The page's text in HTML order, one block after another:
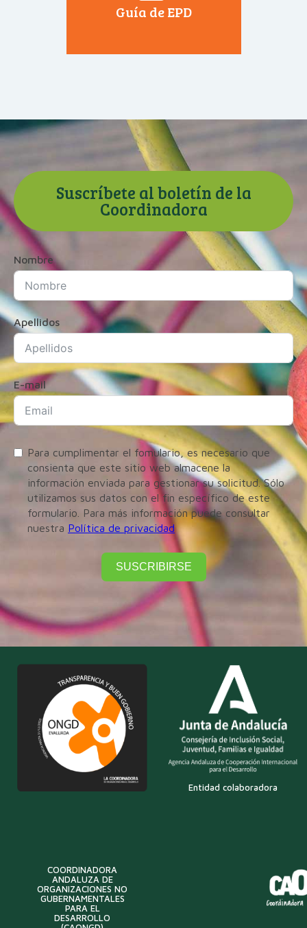
Guía de EPD
Suscríbete al boletín de la
Coordinadora
Nombre
Apellidos
E-mail
Para cumplimentar el fomulario, es necesario que
consienta que este sitio web almacene la
información enviada para gestionar su solicitud. Sólo
utilizamos sus datos con el fin específico de este
formulario. Para más información puede consultar
nuestra Política de privacidad
SUSCRIBIRSE
Entidad colaboradora
COORDINADORA
ANDALUZA DE
ORGANIZACIONES NO
GUBERNAMENTALES
PARA EL
DESARROLLO